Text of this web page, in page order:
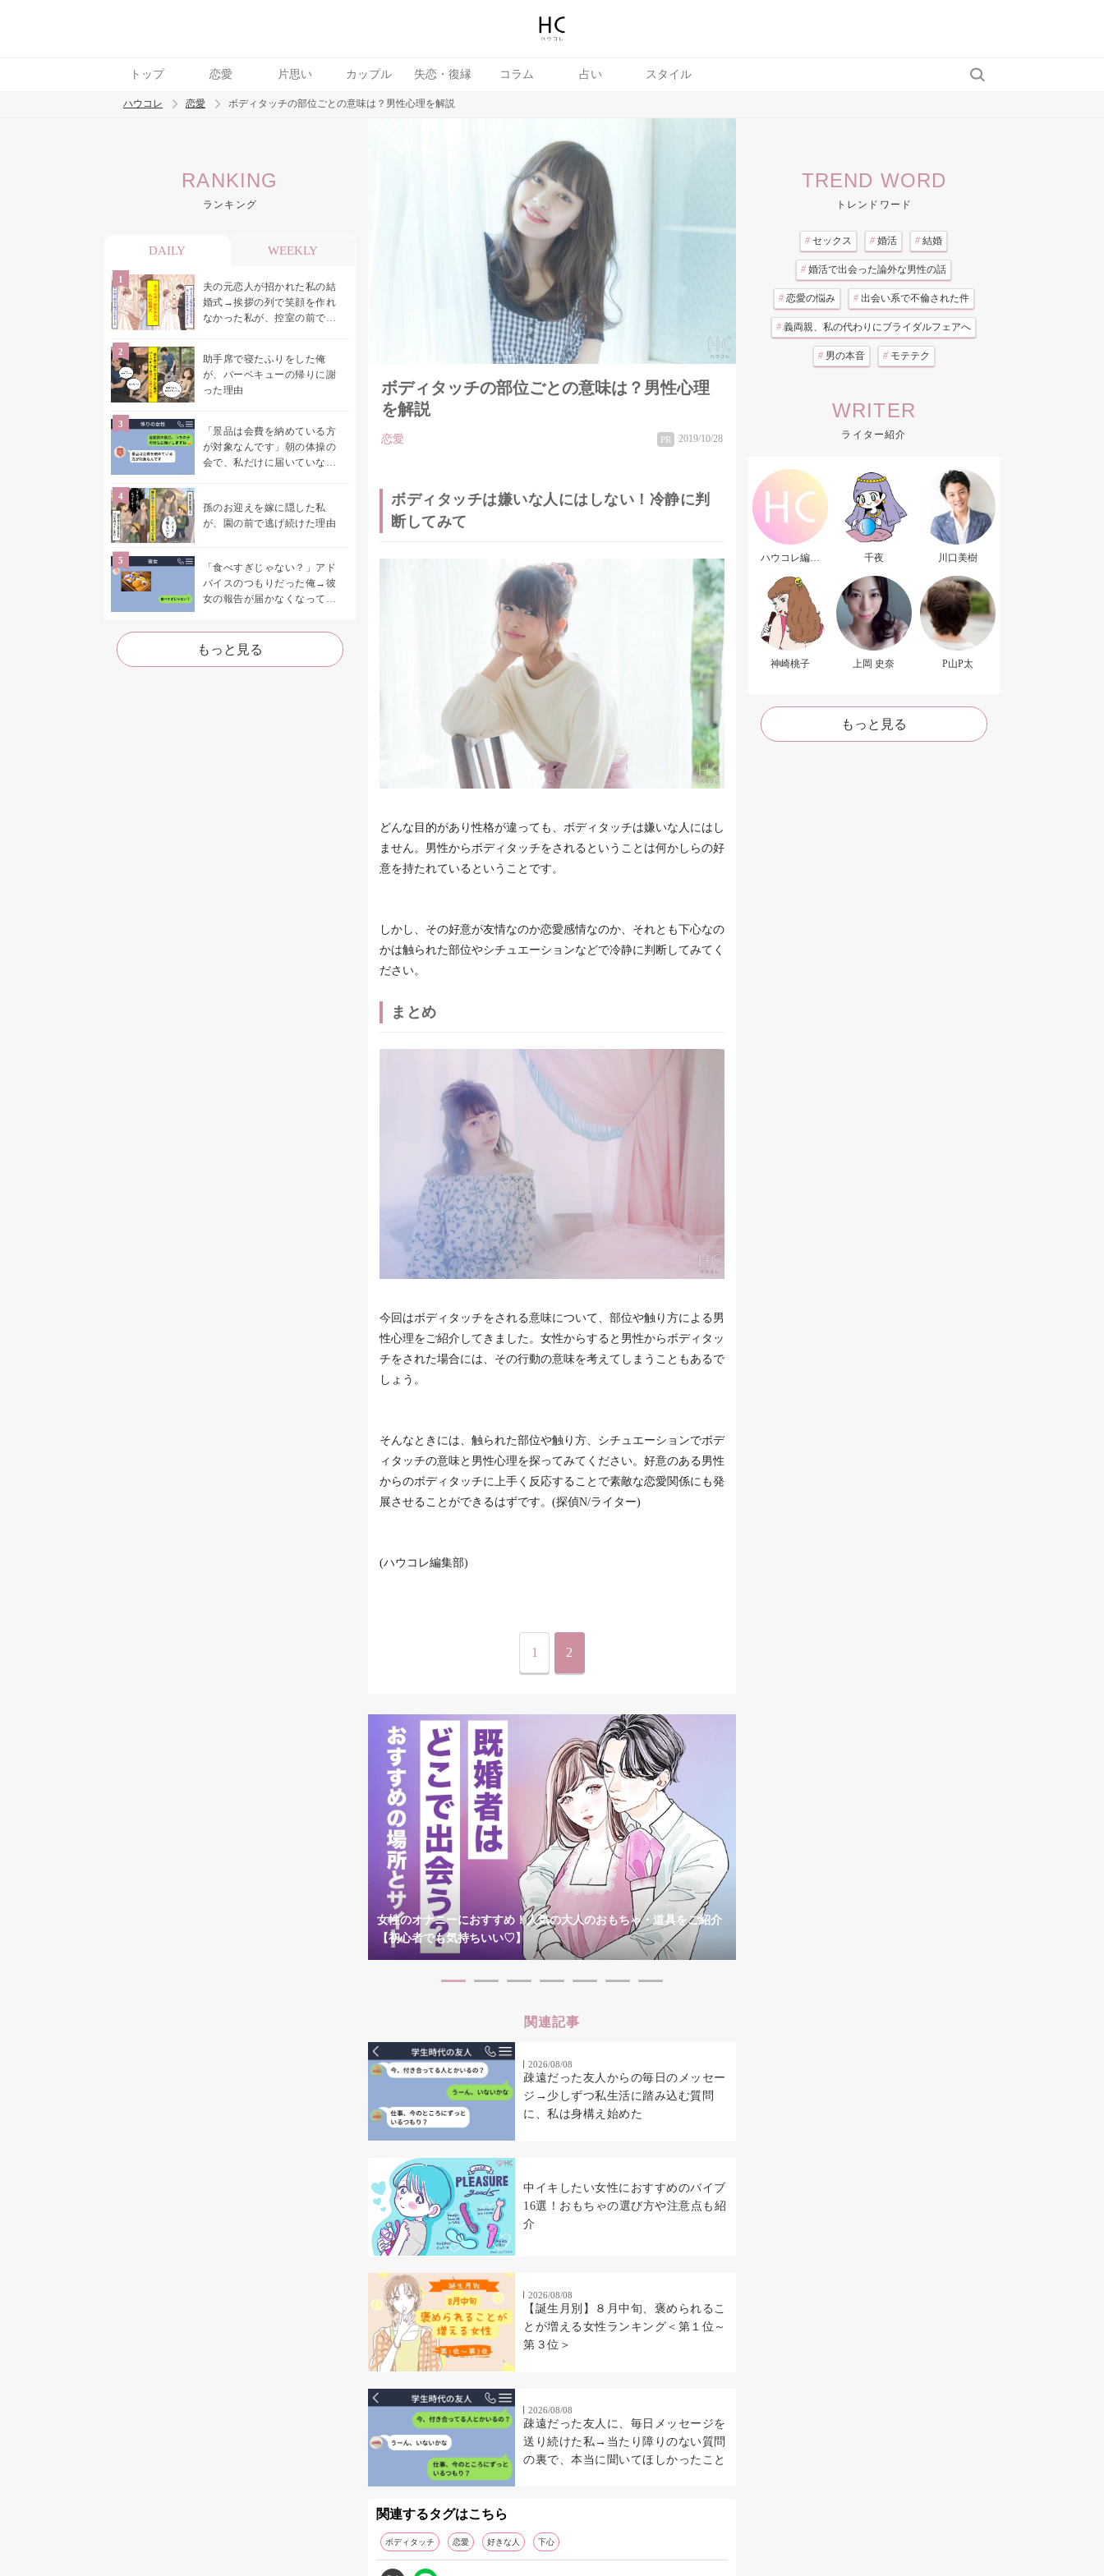
トップ 恋愛 片思い カップル 失恋・復縁 コラム 占い スタイル
トレンド ワード
ハウコレ 恋愛 ボディタッチの部位ごとの意味は？男性心理を解説
RANKING
ランキング
DAILY WEEKLY
夫の元恋人が招かれた私の結
婚式→挨拶の列で笑顔を作れ
なかった私が、控室の前で彼
助手席で寝たふりをした俺
が、バーベキューの帰りに謝
った理由
「景品は会費を納めている方
が対象なんです」朝の体操の
会で、私だけに届いていなか
孫のお迎えを嫁に隠した私
が、園の前で逃げ続けた理由
「食べすぎじゃない？」アド
バイスのつもりだった俺→彼
女の報告が届かなくなって、
た
もっと見る
ボディタッチの部位ごとの意味は？男性心理
を解説
恋愛 PR 2019/10/28
ボディタッチは嫌いな人にはしない！冷静に判
断してみて
どんな目的があり性格が違っても、ボディタッチは嫌いな人にはし
ません。男性からボディタッチをされるということは何かしらの好
意を持たれているということです。
しかし、その好意が友情なのか恋愛感情なのか、それとも下心なの
かは触られた部位やシチュエーションなどで冷静に判断してみてく
ださい。
まとめ
今回はボディタッチをされる意味について、部位や触り方による男
性心理をご紹介してきました。女性からすると男性からボディタッ
チをされた場合には、その行動の意味を考えてしまうこともあるで
しょう。
そんなときには、触られた部位や触り方、シチュエーションでボデ
ィタッチの意味と男性心理を探ってみてください。好意のある男性
からのボディタッチに上手く反応することで素敵な恋愛関係にも発
展させることができるはずです。(探偵N/ライター)
(ハウコレ編集部)
1 2
女性のオナニーにおすすめ！人気の大人のおもちゃ・道具をご紹介
【初心者でも気持ちいい♡】
関連記事
2026/08/08
疎遠だった友人からの毎日のメッセー
ジ→少しずつ私生活に踏み込む質問
に、私は身構え始めた
中イキしたい女性におすすめのバイブ
16選！おもちゃの選び方や注意点も紹
介
2026/08/08
【誕生月別】８月中旬、褒められるこ
とが増える女性ランキング＜第１位～
第３位＞
2026/08/08
疎遠だった友人に、毎日メッセージを
送り続けた私→当たり障りのない質問
の裏で、本当に聞いてほしかったこと
関連するタグはこちら
ボディタッチ 恋愛 好きな人 下心
TREND WORD
トレンドワード
# セックス # 婚活 # 結婚
# 婚活で出会った論外な男性の話
# 恋愛の悩み # 出会い系で不倫された件
# 義両親、私の代わりにブライダルフェアへ
# 男の本音 # モテテク
WRITER
ライター紹介
ハウコレ編集
千夜 川口美樹
神崎桃子 上岡 史奈 P山P太
もっと見る